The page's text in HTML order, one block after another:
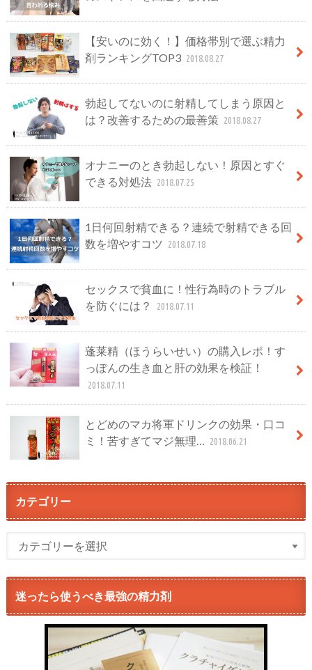
【安いのに効く！】価格帯別で選ぶ精力
剤ランキングTOP3 2018.08.27
勃起してないのに射精してしまう原因と
は？改善するための最善策 2018.08.27
オナニーのとき勃起しない！原因とすぐ
できる対処法 2018.07.25
1日何回射精できる？連続で射精できる回
数を増やすコツ
2018.07.18
セックスで貧血に！性行為時のトラブル
を防ぐには？
2018.07.11
蓬莱精（ほうらいせい）の購入レポ！す
っぽんの生き血と肝の効果を検証！
2018.07.11
とどめのマカ将軍ドリンクの効果・口コ
ミ！苦すぎてマジ無理…
2018.06.21
カテゴリー
迷ったら使うべき最強の精力剤